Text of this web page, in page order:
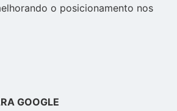
o posicionamento nos
GOOGLE